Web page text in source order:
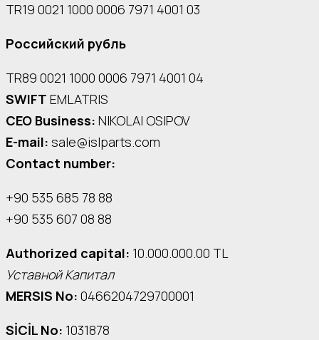
TR19 0021 1000 0006 7971 4001 03
Российский рубль
TR89 0021 1000 0006 7971 4001 04
SWIFT EMLATRIS
CEO Business: NIKOLAI OSIPOV
E-mail: sale@islparts.com
Contact number:
+90 535 685 78 88
+90 535 607 08 88
Authorized capital: 10.000.000.00 TL
Уставной Капитал
MERSIS No: 0466204729700001
SİCİL No: 1031878